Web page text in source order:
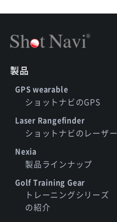
製品
GPS wearable
ショットナビのGPS
Laser Rangefinder
ショットナビのレーザー
Nexia
製品ラインナップ
Golf Training Gear
トレーニングシリーズ
の紹介